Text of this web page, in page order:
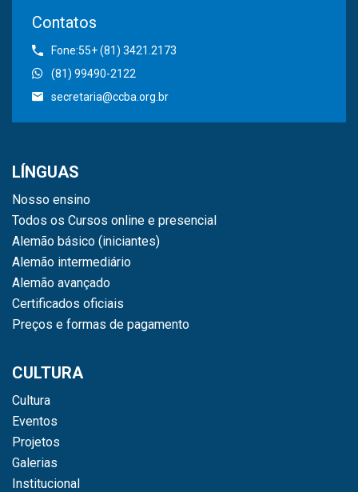
Contatos
Fone:55+ (81) 3421.2173
(81) 99490-2122
secretaria@ccba.org.br
LÍNGUAS
Nosso ensino
Todos os Cursos online e presencial
Alemão básico (iniciantes)
Alemão intermediário
Alemão avançado
Certificados oficiais
Preços e formas de pagamento
CULTURA
Cultura
Eventos
Projetos
Galerias
Institucional